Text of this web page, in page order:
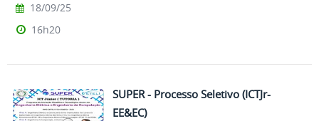
18/09/25
16h20
SUPER - Processo Seletivo (ICTJr-
EE&EC)